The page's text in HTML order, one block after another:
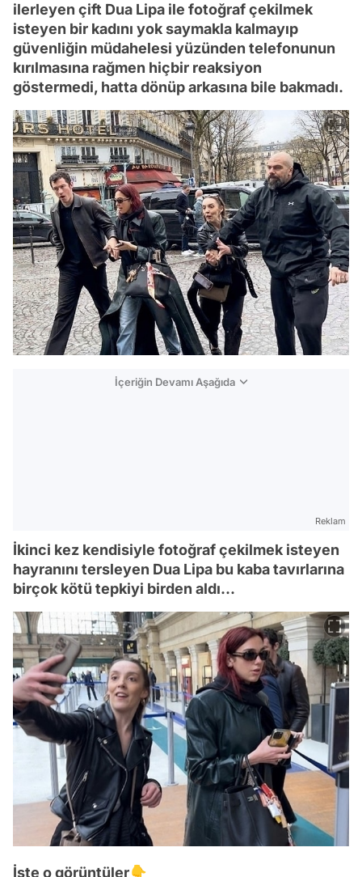
ilerleyen çift Dua Lipa ile fotoğraf çekilmek
isteyen bir kadını yok saymakla kalmayıp
güvenliğin müdahelesi yüzünden telefonunun
kırılmasına rağmen hiçbir reaksiyon
göstermedi, hatta dönüp arkasına bile bakmadı.
İçeriğin Devamı Aşağıda
Reklam
İkinci kez kendisiyle fotoğraf çekilmek isteyen
hayranını tersleyen Dua Lipa bu kaba tavırlarına
birçok kötü tepkiyi birden aldı...
İşte o görüntüler👇